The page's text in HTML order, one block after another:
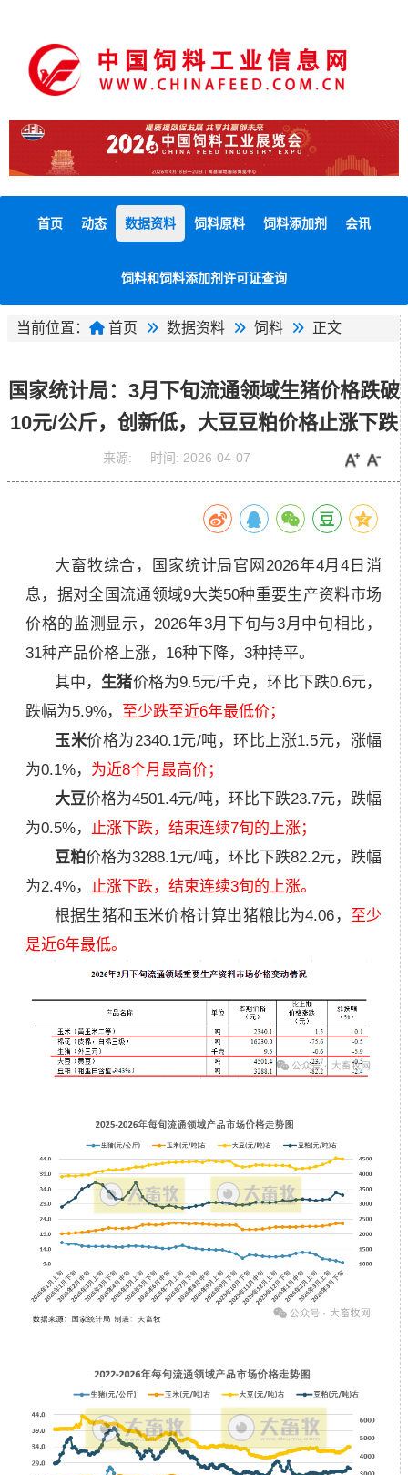
首页 动态 数据资料 饲料原料 饲料添加剂 会讯
饲料和饲料添加剂许可证查询
当前位置： 首页 数据资料 饲料 正文
国家统计局：3月下旬流通领域生猪价格跌破
10元/公斤，创新低，大豆豆粕价格止涨下跌
来源: 时间: 2026-04-07
大畜牧综合，国家统计局官网2026年4月4日消
息， 据对全国流通领域9大类50种重要生产资料市场
价格的监测显示，2026年3月下旬与3月中旬相比，
31种产品价格上涨，16种下降，3种持平。
其中， 生猪价格为9.5元/千克，环比下跌0.6元，
跌幅为5.9%， 至少跌至近6年最低价；
玉米价格为2340.1元/吨，环比上涨1.5元，涨幅
为0.1%， 为近8个月最高价；
大豆价格为4501.4元/吨，环比下跌23.7元，跌幅
为0.5%， 止涨下跌，结束连续7旬的上涨；
豆粕价格为3288.1元/吨，环比下跌82.2元，跌幅
为2.4%， 止涨下跌，结束连续3旬的上涨。
根据生猪和玉米价格计算出猪粮比为4.06， 至少
是近6年最低。